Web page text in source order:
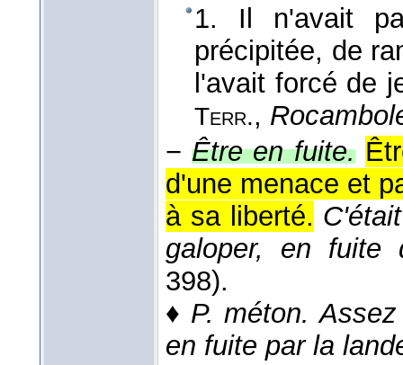
1. Il n'avait
précipitée, de
l'avait forcé de
Terr.,
−Être en fuite.
d'une menace et
à sa liberté.
galoper, en fuite
398).
♦ P. méton.
en fuite par la